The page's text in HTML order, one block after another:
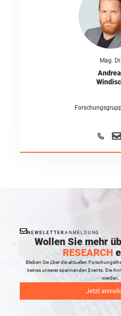
Mag. Dr.
NEWSLETTER ANMELDUNG
Wollen Sie mehr
RESEARCH
Bleiben Sie über die aktuellen
keines unserer spannenden Events. Die
werden.
Jetzt